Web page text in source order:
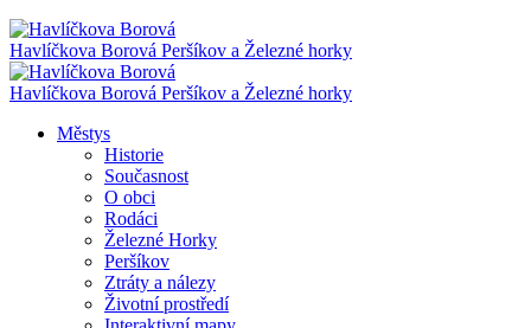
Havlíčkova Borová Peršíkov a Železné horky
Havlíčkova Borová Peršíkov a Železné horky
Městys
Historie
Současnost
O obci
Rodáci
Železné Horky
Peršíkov
Ztráty a nálezy
Životní prostředí